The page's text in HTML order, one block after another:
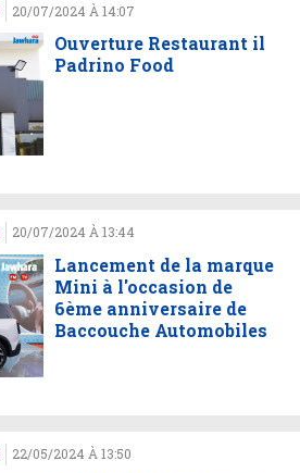
20/07/2024 À 14:07
Ouverture Restaurant il
Padrino Food
20/07/2024 À 13:44
Lancement de la marque
Mini à l'occasion de
6ème anniversaire de
Baccouche Automobiles
22/05/2024 À 13:50